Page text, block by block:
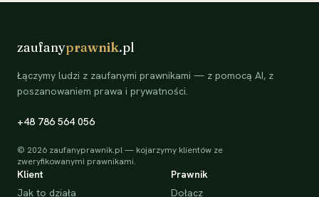
zaufanyprawnik.pl
Łączymy ludzi z zaufanymi prawnikami — z pomocą AI, z
poszanowaniem prawa i prywatności.
+48 786 564 056
© 2026 zaufanyprawnik.pl — kojarzymy klientów ze
zweryfikowanymi prawnikami.
Klient
Jak to działa
Prawnik
Dołącz